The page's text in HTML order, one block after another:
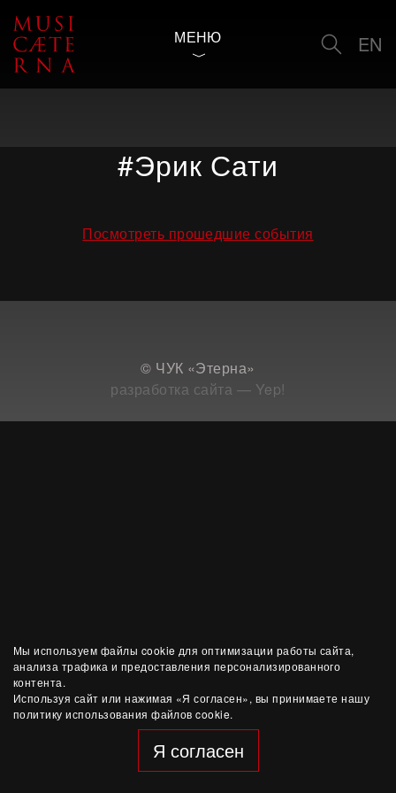
Мы используем файлы cookie для оптимизации работы сайта,
анализа трафика и предоставления персонализированного
контента.
Используя сайт или нажимая «Я согласен», вы принимаете нашу
политику использования файлов cookie.
Я согласен
МЕНЮ EN
#Эрик Сати
Посмотреть прошедшие события
© ЧУК «Этерна»
разработка сайта — Yep!